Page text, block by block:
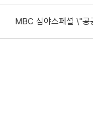
MBC 심야스페셜 \"공